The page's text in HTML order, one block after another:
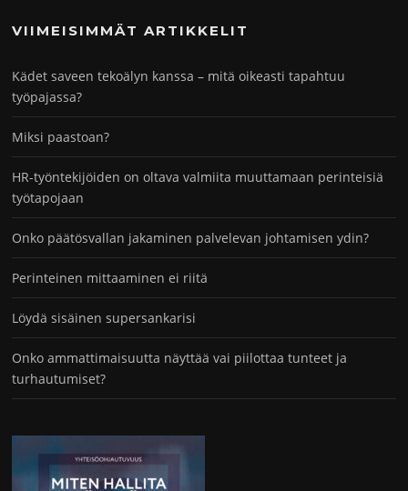
VIIMEISIMMÄT ARTIKKELIT
Kädet saveen tekoälyn kanssa – mitä oikeasti tapahtuu
työpajassa?
Miksi paastoan?
HR-työntekijöiden on oltava valmiita muuttamaan perinteisiä
työtapojaan
Onko päätösvallan jakaminen palvelevan johtamisen ydin?
Perinteinen mittaaminen ei riitä
Löydä sisäinen supersankarisi
Onko ammattimaisuutta näyttää vai piilottaa tunteet ja
turhautumiset?